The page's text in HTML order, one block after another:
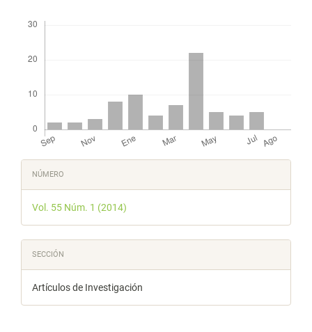
Detalles
del
artículo
NÚMERO
Vol. 55 Núm. 1 (2014)
SECCIÓN
Artículos de Investigación